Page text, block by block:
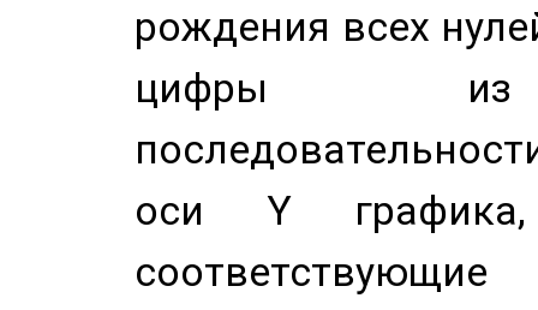
рождения всех
цифры из
оси Y